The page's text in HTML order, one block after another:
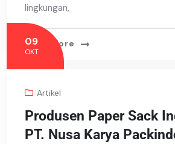
lingkungan,
Read More
09
OKT
Artikel
Produsen Paper Sack
PT. Nusa Karya